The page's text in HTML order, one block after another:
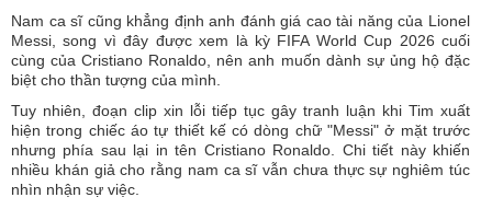
Nam ca sĩ cũng khẳng định anh đánh giá cao tài năng của Lionel
Messi, song vì đây được xem là kỳ FIFA World Cup 2026 cuối
cùng của Cristiano Ronaldo, nên anh muốn dành sự ủng hộ đặc
biệt cho thần tượng của mình.
Tuy nhiên, đoạn clip xin lỗi tiếp tục gây tranh luận khi Tim xuất
hiện trong chiếc áo tự thiết kế có dòng chữ "Messi" ở mặt trước
nhưng phía sau lại in tên Cristiano Ronaldo. Chi tiết này khiến
nhiều khán giả cho rằng nam ca sĩ vẫn chưa thực sự nghiêm túc
nhìn nhận sự việc.